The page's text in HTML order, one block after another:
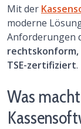
Mit der
moderne
Anforderungen
TSE-zertifiziert.
Was